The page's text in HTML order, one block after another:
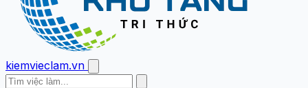
kiemvieclam.vn